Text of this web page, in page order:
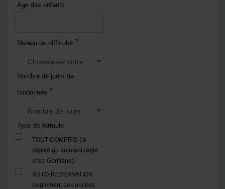
Age des enfants
Niveau de difficulté *
Nombre de jours de
randonnée *
Type de formule
TOUT COMPRIS (la
totalité du montant réglé
chez Gentiâne)
AUTO-RESERVATION
(règlement des nuitées